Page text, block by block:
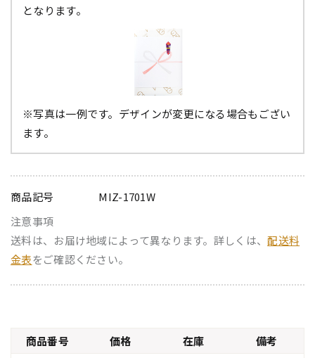
となります。
※写真は一例です。デザインが変更になる場合もござい
ます。
商品記号
MIZ-1701W
注意事項
送料は、お届け地域によって異なります。詳しくは、配送料
金表をご確認ください。
商品番号 価格 在庫
備考